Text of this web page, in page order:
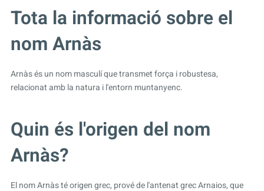
Tota la informació sobre el
nom Arnàs
Arnàs és un nom masculí que transmet força i robustesa,
relacionat amb la natura i l'entorn muntanyenc.
Quin és l'origen del nom
Arnàs?
El nom Arnàs té origen grec, prové de l'antenat grec Arnaios, que